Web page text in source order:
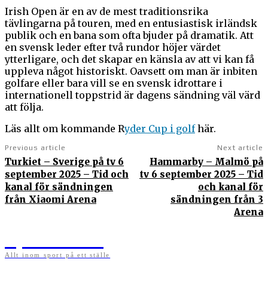
Irish Open är en av de mest traditionsrika
tävlingarna på touren, med en entusiastisk irländsk
publik och en bana som ofta bjuder på dramatik. Att
en svensk leder efter två rundor höjer värdet
ytterligare, och det skapar en känsla av att vi kan få
uppleva något historiskt. Oavsett om man är inbiten
golfare eller bara vill se en svensk idrottare i
internationell toppstrid är dagens sändning väl värd
att följa.
Läs allt om kommande Ryder Cup i golfhär.
Previous article
Turkiet – Sverige på tv 6
september 2025 – Tid och
kanal för sändningen
från Xiaomi Arena
Next article
Hammarby – Malmö på
tv 6 september 2025 – Tid
och kanal för
sändningen från 3
Arena
Allt inom sport på ett ställe